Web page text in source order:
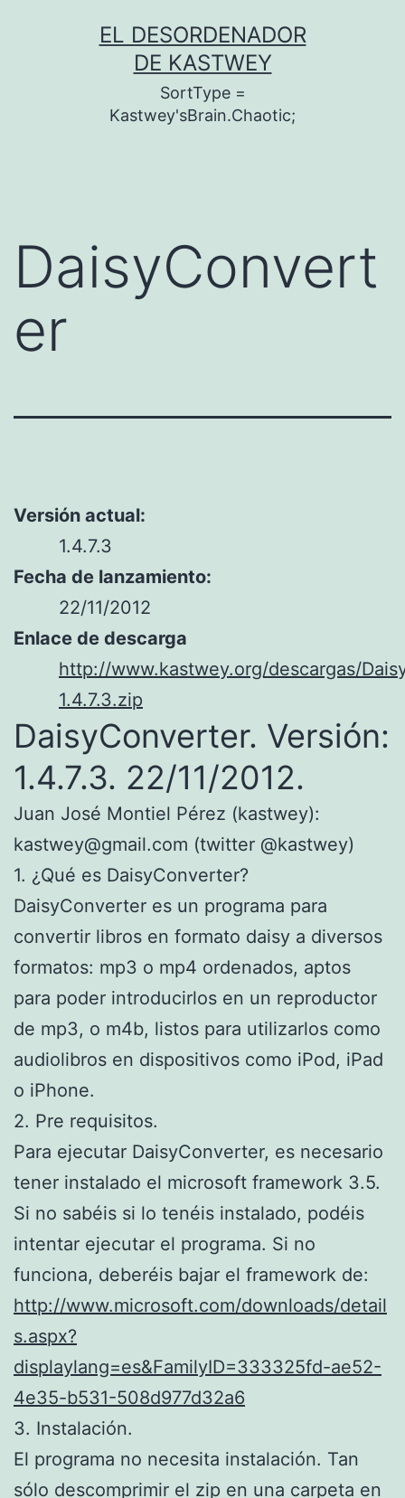
EL DESORDENADOR
DE KASTWEY
SortType =
Kastwey'sBrain.Chaotic;
DaisyConvert
er
Versión actual:
1.4.7.3
Fecha de lanzamiento:
22/11/2012
Enlace de descarga
http://www.kastwey.org/descargas/
1.4.7.3.zip
DaisyConverter. Versión:
1.4.7.3. 22/11/2012.
Juan José Montiel Pérez (kastwey):
kastwey@gmail.com (twitter @kastwey)
1. ¿Qué es DaisyConverter?
DaisyConverter es un programa para
convertir libros en formato daisy a diversos
formatos: mp3 o mp4 ordenados, aptos
para poder introducirlos en un reproductor
de mp3, o m4b, listos para utilizarlos como
audiolibros en dispositivos como iPod, iPad
o iPhone.
2. Pre requisitos.
Para ejecutar DaisyConverter, es necesario
tener instalado el microsoft framework 3.5.
Si no sabéis si lo tenéis instalado, podéis
intentar ejecutar el programa. Si no
funciona, deberéis bajar el framework de:
http://www.microsoft.com/downloads/detail
s.aspx?
displaylang=es&FamilyID=333325fd-ae52-
4e35-b531-508d977d32a6
3. Instalación.
El programa no necesita instalación. Tan
sólo descomprimir el zip en una carpeta en